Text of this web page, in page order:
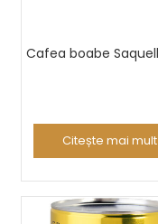
Citește mai mult